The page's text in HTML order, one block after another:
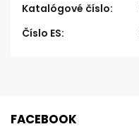
Katalógové číslo:
Číslo ES:
FACEBOOK